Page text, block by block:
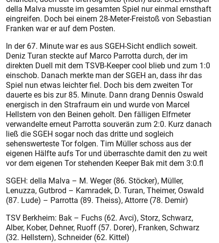
della Malva musste im gesamten Spiel nur einmal ernsthaft
eingreifen. Doch bei einem 28-Meter-Freistoß von Sebastian
Franken war er auf dem Posten.
In der 67. Minute war es aus SGEH-Sicht endlich soweit.
Deniz Turan steckte auf Marco Parrotta durch, der im
direkten Duell mit dem TSVB-Keeper cool blieb und zum 1:0
einschob. Danach merkte man der SGEH an, dass ihr das
Spiel nun etwas leichter fiel. Doch bis dem zweiten Tor
dauerte es bis zur 85. Minute. Dann drang Dennis Oswald
energisch in den Strafraum ein und wurde von Marcel
Hellstern von den Beinen geholt. Den fälligen Elfmeter
verwandelte erneut Parrotta souverän zum 2:0. Kurz danach
ließ die SGEH sogar noch das dritte und sogleich
sehenswerteste Tor folgen. Tim Müller schoss aus der
eigenen Hälfte aufs Tor und überraschte damit den zu weit
vor dem eigenen Tor stehenden Keeper Bak mit dem 3:0.fl
SGEH: della Malva – M. Weger (86. Stöcker), Müller,
Lenuzza, Gutbrod – Kamradek, D. Turan, Theimer, Oswald
(87. Lude) – Parrotta (89. Theiss), Attorre (78. Demir)
TSV Berkheim: Bak – Fuchs (62. Avci), Storz, Schwarz,
Alber, Kober, Dehner, Ruoff (57. Dorer), Franken, Schwarz
(32. Hellstern), Schneider (62. Kittel)